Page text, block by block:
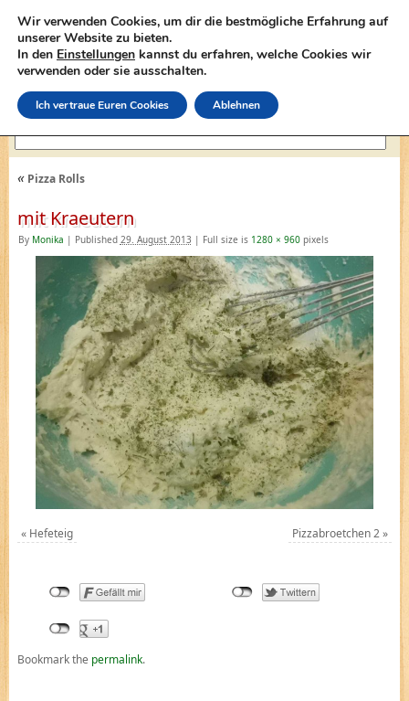
lasagne-rezepte.net
«Pizza Rolls
mit Kraeutern
By Monika | Published 29. August 2013 | Full size is 1280 × 960pixels
« Hefeteig Pizzabroetchen 2»
Bookmark the permalink.
Wir verwenden Cookies, um dir die bestmögliche Erfahrung auf
unserer Website zu bieten.
In den Einstellungen kannst du erfahren, welche Cookies wir
verwenden oder sie ausschalten.
Ich vertraue Euren Cookies Ablehnen